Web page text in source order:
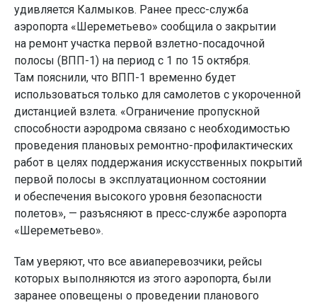
удивляется Калмыков. Ранее пресс-служба
аэропорта «Шереметьево» сообщила о закрытии
на ремонт участка первой взлетно-посадочной
полосы (ВПП-1) на период с 1 по 15 октября.
Там пояснили, что ВПП-1 временно будет
использоваться только для самолетов с укороченной
дистанцией взлета. «Ограничение пропускной
способности аэродрома связано с необходимостью
проведения плановых ремонтно-профилактических
работ в целях поддержания искусственных покрытий
первой полосы в эксплуатационном состоянии
и обеспечения высокого уровня безопасности
полетов», — разъясняют в пресс-службе аэропорта
«Шереметьево».
Там уверяют, что все авиаперевозчики, рейсы
которых выполняются из этого аэропорта, были
заранее оповещены о проведении планового